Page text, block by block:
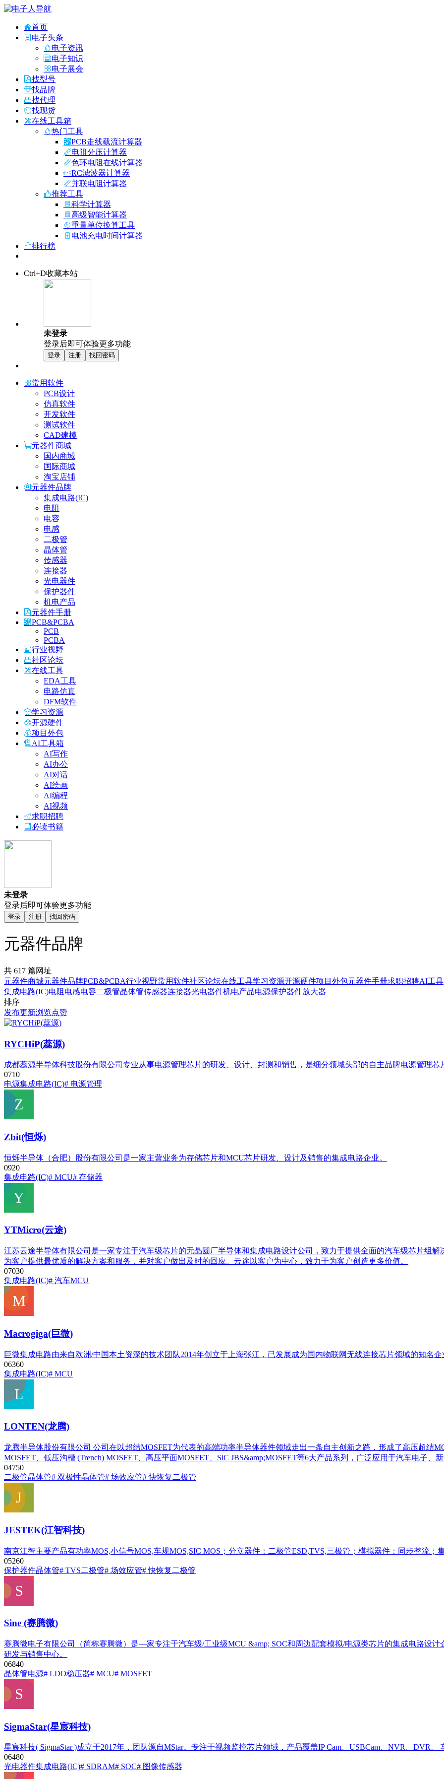
首页
电子头条
电子资讯
电子知识
电子展会
找型号
找品牌
找代理
找现货
在线工具箱
热门工具
PCB走线载流计算器
电阻分压计算器
色环电阻在线计算器
RC滤波器计算器
并联电阻计算器
推荐工具
科学计算器
高级智能计算器
重量单位换算工具
电池充电时间计算器
排行榜
Ctrl+D收藏本站
未登录
登录后即可体验更多功能
登录 注册 找回密码
常用软件
PCB设计
仿真软件
开发软件
测试软件
CAD建模
元器件商城
国内商城
国际商城
淘宝店铺
元器件品牌
集成电路(IC)
电阻
电容
电感
二极管
晶体管
传感器
连接器
光电器件
保护器件
机电产品
元器件手册
PCB&PCBA
PCB
PCBA
行业视野
社区论坛
在线工具
EDA工具
电路仿真
DFM软件
学习资源
开源硬件
项目外包
AI工具箱
AI写作
AI办公
AI对话
AI绘画
AI编程
AI视频
求职招聘
必读书籍
未登录
登录后即可体验更多功能
登录 注册 找回密码
元器件品牌
共 617 篇网址
元器件商城元器件品牌PCB&PCBA行业视野常用软件社区论坛在线工具学习资源开源硬件项目外包元器件手册求职招聘AI工具
集成电路(IC)电阻 电感电容二极管晶体管传感器连接器光电器件机电产品电源保护器件放大器
排序
发布更新浏览点赞
RYCHiP(蕊源)
成都蕊源半导体科技股份有限公司专业从事电源管理芯片的研发、设计、封测和销售，是细分领域头部的自主品牌电源管理芯
0710
电源集成电路(IC)# 电源管理
Zbit(恒烁)
恒烁半导体（合肥）股份有限公司是一家主营业务为存储芯片和MCU芯片研发、设计及销售的集成电路企业。
0920
集成电路(IC)# MCU# 存储器
YTMicro(云途)
江苏云途半导体有限公司是一家专注于汽车级芯片的无晶圆厂半导体和集成电路设计公司，致力于提供全面的汽车级芯片组
为客户提供最优质的解决方案和服务，并对客户做出及时的回应。云途以客户为中心，致力于为客户创造更多价值。
07030
集成电路(IC)# 汽车MCU
Macrogiga(巨微)
巨微集成电路由来自欧洲/中国本土资深的技术团队2014年创立于上海张江，已发展成为国内物联网无线连接芯片领域的知名企
06360
集成电路(IC)# MCU
LONTEN(龙腾)
龙腾半导体股份有限公司 公司在以超结MOSFET为代表的高端功率半导体器件领域走出一条自主创新之路，形成了高压超结
MOSFET、低压沟槽 (Trench) MOSFET、高压平面MOSFET、SiC JBS&amp;MOSFET等6大产品系列，广泛应用于汽车电子、
04750
二极管晶体管# 双极性晶体管# 场效应管# 快恢复二极管
JESTEK(江智科技)
南京江智主要产品有功率MOS,小信号MOS,车规MOS,SIC MOS；分立器件：二极管ESD,TVS,三极管；模拟器件：同步整流
05260
保护器件晶体管# TVS二极管# 场效应管# 快恢复二极管
Sine (赛腾微)
赛腾微电子有限公司（简称赛腾微）是—家专注于汽车级/工业级MCU &amp; SOC和周边配套模拟/电源类芯片的集成电路设
研发与销售中心。
06840
晶体管电源# LDO稳压器# MCU# MOSFET
SigmaStar(星宸科技)
星宸科技( SigmaStar )成立于2017年，团队源自MStar。专注于视频监控芯片领域，产品覆盖IP Cam、USBCam、NVR、DVR
06480
光电器件集成电路(IC)# SDRAM# SOC# 图像传感器